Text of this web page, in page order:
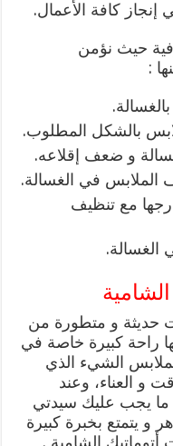
حيث نؤمن
:
بالشكل المطلوب.
و ضعف إقلاعه.
الملابس في الغسالة.
مع تنظيف
الغسالة.
حديثة و متطورة من
لها راحة كبيرة خاصة في
الشيء الذي
و العناء، وعند
ما يجب عليك سيدتي
و يتمتع بخبرة كبيرة
الشامية .